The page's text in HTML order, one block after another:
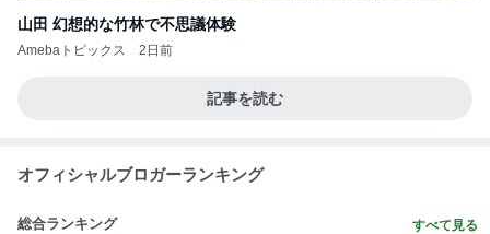
山田 幻想的な竹林で不思議体験
Amebaトピックス 2日前
記事を読む
オフィシャルブロガーランキング
総合ランキング すべて見る